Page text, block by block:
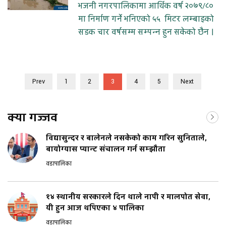
भजनी नगरपालिकामा आर्थिक वर्ष २०७९/८०
मा निर्माण गर्ने भनिएको ५५ मिटर लम्बाइको
सडक चार वर्षसम्म सम्पन्न हुन सकेको छैन ।
Prev 1 2 3 4 5 Next
क्या गज्जव
विद्यासुन्दर र बालेनले नसकेको काम गरिन सुनिताले,
बायोग्यास प्यान्ट संचालन गर्न सम्झौता
वडापालिका
१४ स्थानीय सरकारले दिन थाले नापी र मालपोत सेवा,
यी हुन आज थपिएका ४ पालिका
वडापालिका